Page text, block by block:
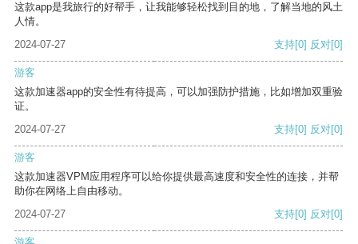
这款app是我旅行的好帮手，让我能够轻松找到目的地，了解当地的风土
人情。
2024-07-27
支持[0] 反对[0]
游客
这款加速器app的安全性有待提高，可以加强防护措施，比如增加双重验
证。
2024-07-27
支持[0] 反对[0]
游客
这款加速器VPM应用程序可以给你提供最高速度和安全性的连接，并帮
助你在网络上自由移动。
2024-07-27
支持[0] 反对[0]